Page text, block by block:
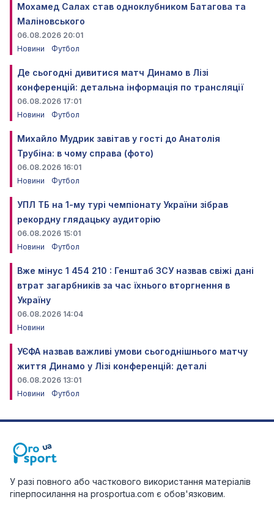
Мохамед Салах став одноклубником Батагова та
Маліновського
06.08.2026 20:01
Новини
Футбол
Де сьогодні дивитися матч Динамо в Лізі
конференцій: детальна інформація по трансляції
06.08.2026 17:01
Новини
Футбол
Михайло Мудрик завітав у гості до Анатолія
Трубіна: в чому справа (фото)
06.08.2026 16:01
Новини
Футбол
УПЛ ТБ на 1-му турі чемпіонату України зібрав
рекордну глядацьку аудиторію
06.08.2026 15:01
Новини
Футбол
Вже мінус 1 454 210 : Генштаб ЗСУ назвав свіжі дані
втрат загарбників за час їхнього вторгнення в
Україну
06.08.2026 14:04
Новини
УЄФА назвав важливі умови сьогоднішнього матчу
життя Динамо у Лізі конференцій: деталі
06.08.2026 13:01
Новини
Футбол
У разі повного або часткового використання матеріалів
гіперпосилання на prosportua.com є обов'язковим.